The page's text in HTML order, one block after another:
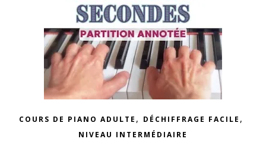
COURS DE PIANO ADULTE , DÉCHIFFRAGE FACILE ,
NIVEAU INTERMÉDIAIRE